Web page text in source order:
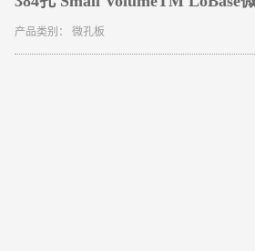
产品类别： 微孔板